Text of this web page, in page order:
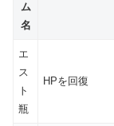
ム
名
エ
ス
ト
瓶
HPを回復